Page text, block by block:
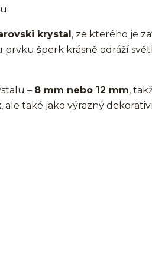
krystal, ze kterého je
šperk krásně odráží
– 8 mm nebo 12 mm,
, ale také jako výrazný